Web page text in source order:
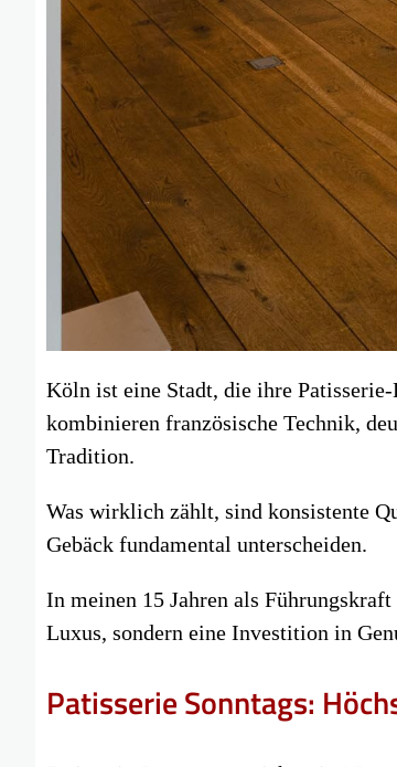
Köln ist eine Stadt, die ihre
kombinieren französische Technik,
Tradition.
Was wirklich zählt, sind konsistente
Gebäck fundamental unterscheiden.
In meinen 15 Jahren als
Luxus, sondern eine Investition in
Patisserie Sonntags: